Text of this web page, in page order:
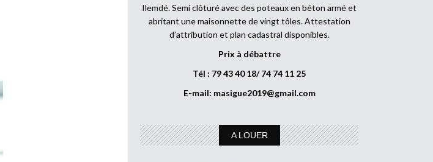
Ilemdé. Semi clôturé avec des poteaux en béton armé et
abritant une maisonnette de vingt tôles. Attestation
d’attribution et plan cadastral disponibles.
Prix à débattre
Tél : 79 43 40 18/ 74 74 11 25
E-mail: masigue2019@gmail.com
A LOUER